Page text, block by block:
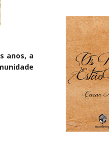
anos, a